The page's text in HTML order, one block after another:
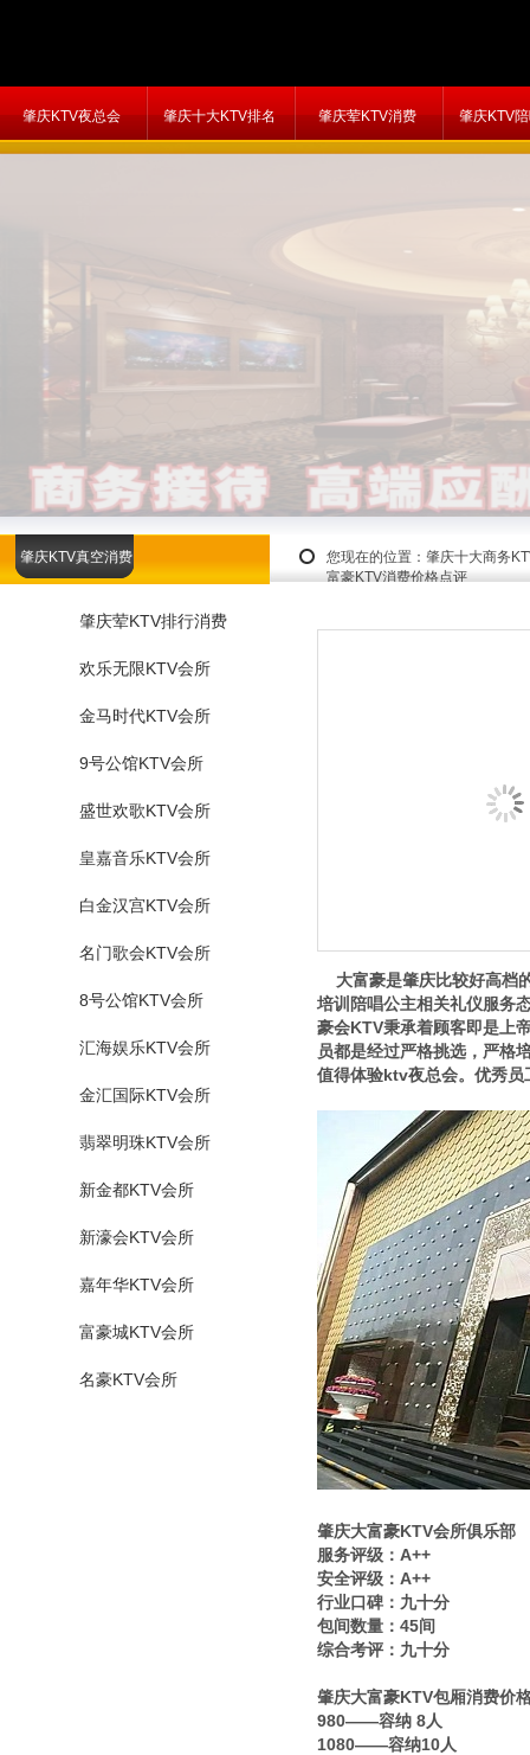
肇庆KTV夜总会 肇庆十大KTV排名 肇庆荤KTV消费 肇庆KTV
您现在的位置： 肇庆十大商务
富豪KTV消费价格点评
肇庆KTV真空消费
肇庆荤KTV排行消费
欢乐无限KTV会所
金马时代KTV会所
9号公馆KTV会所
盛世欢歌KTV会所
皇嘉音乐KTV会所
白金汉宫KTV会所
名门歌会KTV会所
8号公馆KTV会所
汇海娱乐KTV会所
金汇国际KTV会所
翡翠明珠KTV会所
新金都KTV会所
新濠会KTV会所
嘉年华KTV会所
富豪城KTV会所
名豪KTV会所
大富豪是肇庆比较好高档
培训陪唱公主相关礼仪服务
豪会KTV秉承着顾客即是上
员都是经过严格挑选，严格
值得体验ktv夜总会。优秀员
肇庆大富豪KTV会所俱乐部
服务评级：A++
安全评级：A++
行业口碑：九十分
包间数量：45间
综合考评：九十分
肇庆大富豪KTV包厢消费价
980——容纳 8人
1080——容纳10人